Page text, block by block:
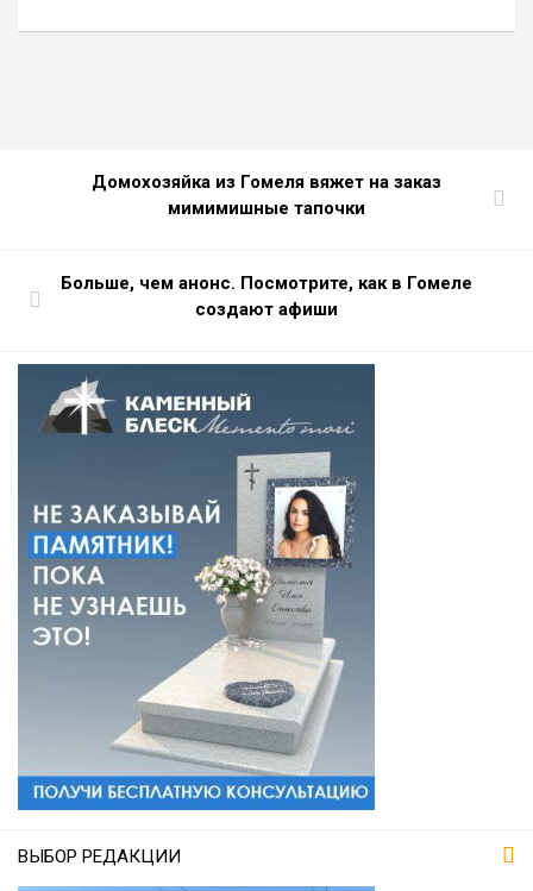
Домохозяйка из Гомеля вяжет на заказ
мимимишные тапочки
Больше, чем анонс. Посмотрите, как в Гомеле
создают афиши
ВЫБОР РЕДАКЦИИ